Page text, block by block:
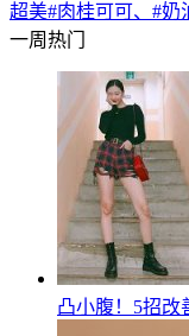
超美#肉桂可可、#奶
一周热门
凸小腹！5招改